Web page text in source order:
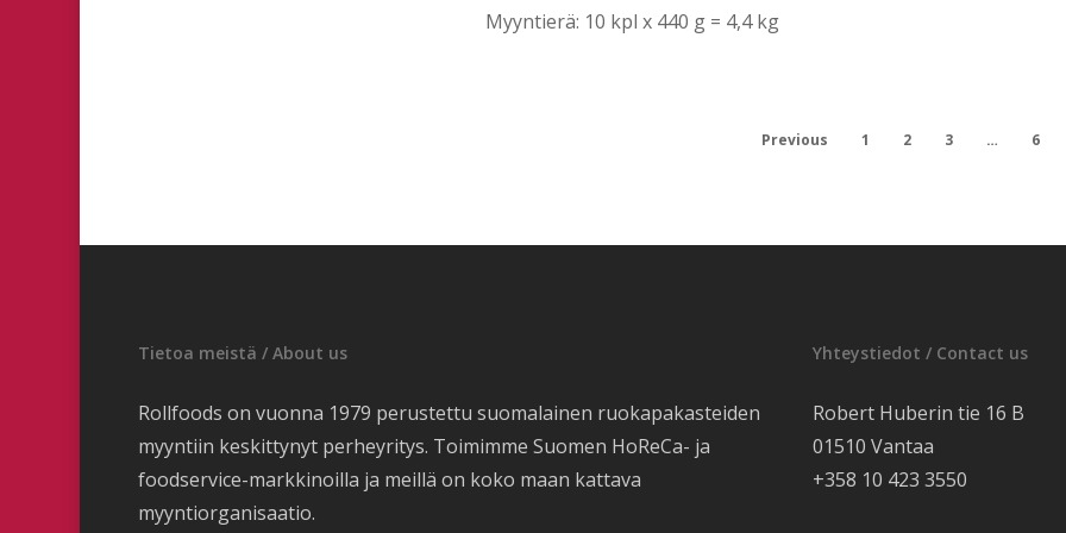
Myyntierä: 10 kpl x 440 g = 4,4 kg
Previous 1 2 3 … 6
Tietoa meistä / About us
Rollfoods on vuonna 1979 perustettu suomalainen ruokapakasteiden
myyntiin keskittynyt perheyritys. Toimimme Suomen HoReCa- ja
foodservice-markkinoilla ja meillä on koko maan kattava
myyntiorganisaatio.
Yhteystiedot / Contact us
Robert Huberin tie 16 B
01510 Vantaa
+358 10 423 3550